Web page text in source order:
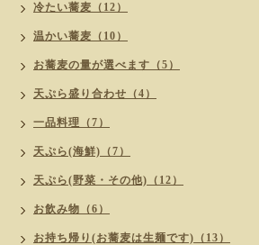
冷たい蕎麦（12）
温かい蕎麦（10）
お蕎麦の量が選べます（5）
天ぷら盛り合わせ（4）
一品料理（7）
天ぷら(海鮮)（7）
天ぷら(野菜・その他)（12）
お飲み物（6）
お持ち帰り(お蕎麦は生麺です)（13）